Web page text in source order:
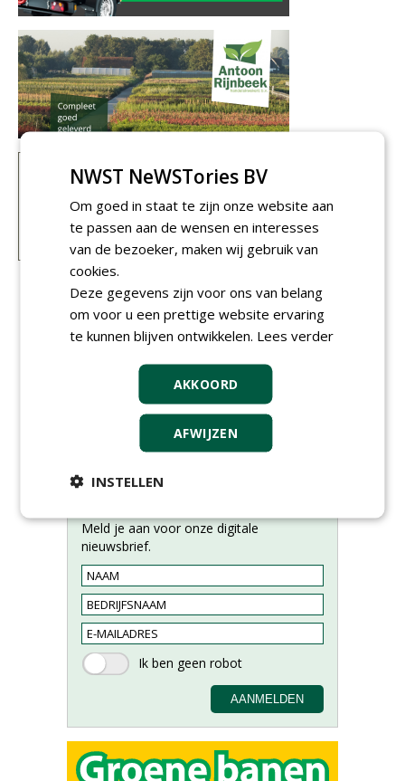
Meld je aan voor onze digitale
nieuwsbrief.
NWST NeWSTories BV
Om goed in staat te zijn onze website aan
te passen aan de wensen en interesses
van de bezoeker, maken wij gebruik van
cookies.
Deze gegevens zijn voor ons van belang
om voor u een prettige website ervaring
te kunnen blijven ontwikkelen. Lees verder
AKKOORD
AFWIJZEN
INSTELLEN